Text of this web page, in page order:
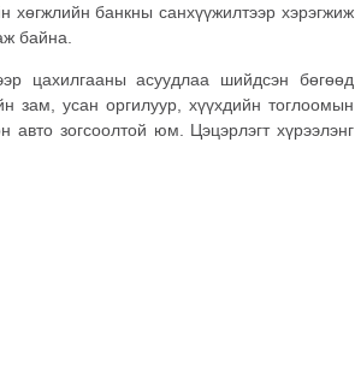
хөгжлийн банкны санхүүжилтээр хэрэгжиж
байна.
цахилгааны асуудлаа шийдсэн бөгөөд
зам, усан оргилуур, хүүхдийн тоглоомын
зогсоолтой юм. Цэцэрлэгт хүрээлэнг